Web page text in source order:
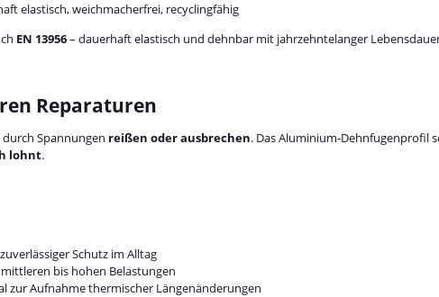
elastisch, weichmacherfrei, recyclingfähig
EN 13956– dauerhaft elastisch und dehnbar mit jahrzehntelanger
Reparaturen
Spannungen reißen oder ausbrechen. Das Aluminium-Dehnfugenprofil
lohnt.
Schutz im Alltag
bis hohen Belastungen
zur Aufnahme thermischer Längenänderungen